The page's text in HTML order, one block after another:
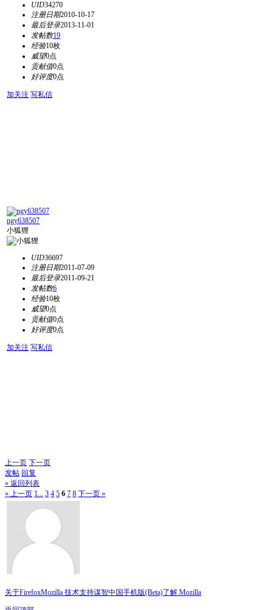
UID34270
注册日期2010-10-17
最后登录2013-11-01
发帖数19
经验10枚
威望0点
贡献值0点
好评度0点
加关注 写私信
ngy638507
小狐狸
UID36697
注册日期2011-07-09
最后登录2011-09-21
发帖数6
经验10枚
威望0点
贡献值0点
好评度0点
加关注 写私信
上一页 下一页
发帖 回复
« 返回列表
« 上一页 1... 3 4 5 6 7 8 下一页 »
关于FirefoxMozilla 技术支持谋智中国手机版(Beta)了解 Mozilla